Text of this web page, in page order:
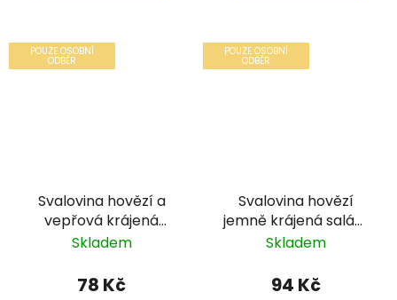
POUZE OSOBNÍ
ODBĚR
Svalovina hovězí a
vepřová krájená
salám 700 g
Skladem
78 Kč
POUZE OSOBNÍ
ODBĚR
Svalovina hovězí
jemně krájená salám
700 g
Skladem
94 Kč